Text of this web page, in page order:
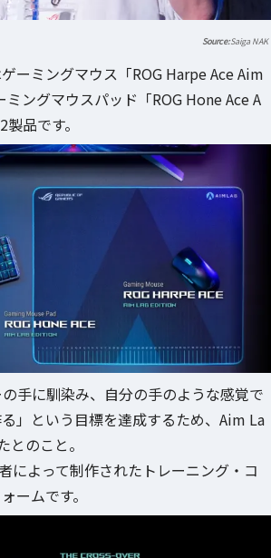
Saiga NAK
ーミングマウス「ROG Harpe Ace Aim
ングマウスパッド「ROG Hone Ace A
品です。
手に馴染み、自分の手のような感覚で
」という目標を達成するため、Aim La
のこと。
によって制作されたトレーニング・コ
ームです。